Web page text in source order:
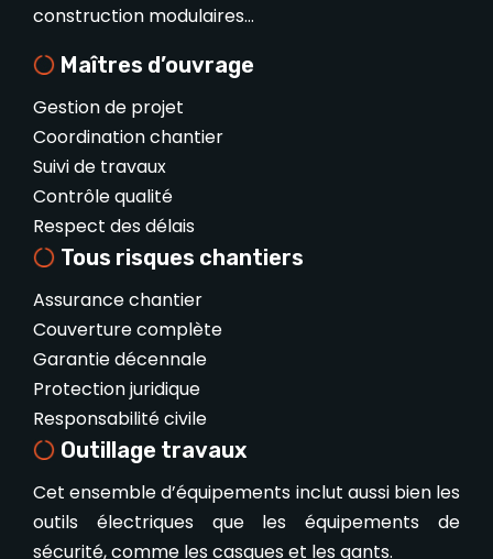
construction modulaires…
Maîtres d’ouvrage
Gestion de projet
Coordination chantier
Suivi de travaux
Contrôle qualité
Respect des délais
Tous risques chantiers
Assurance chantier
Couverture complète
Garantie décennale
Protection juridique
Responsabilité civile
Outillage travaux
Cet ensemble d’équipements inclut aussi bien les
outils électriques que les équipements de
sécurité, comme les casques et les gants.